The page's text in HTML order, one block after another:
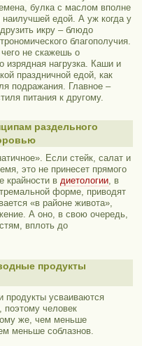
булка с маслом вполне
наилучшей едой. А уж когда у
икру – блюдо
благополучия.
не скажешь о
изрядная нагрузка. Каши и
праздничной едой, как
подражания. Главное –
питания к другому.
раздельного
Если стейк, салат и
это не принесет прямого
в диетологии, в
форме, приводят
«в районе живота»,
А оно, в свою очередь,
вплоть до
продукты
усваиваются
человек
же, чем меньше
меньше соблазнов.